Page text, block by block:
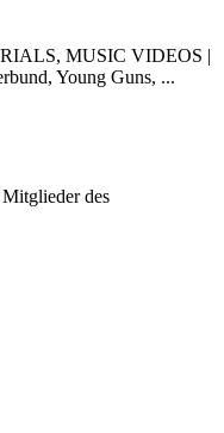
MUSIC VIDEOS |
Young Guns, ...
des